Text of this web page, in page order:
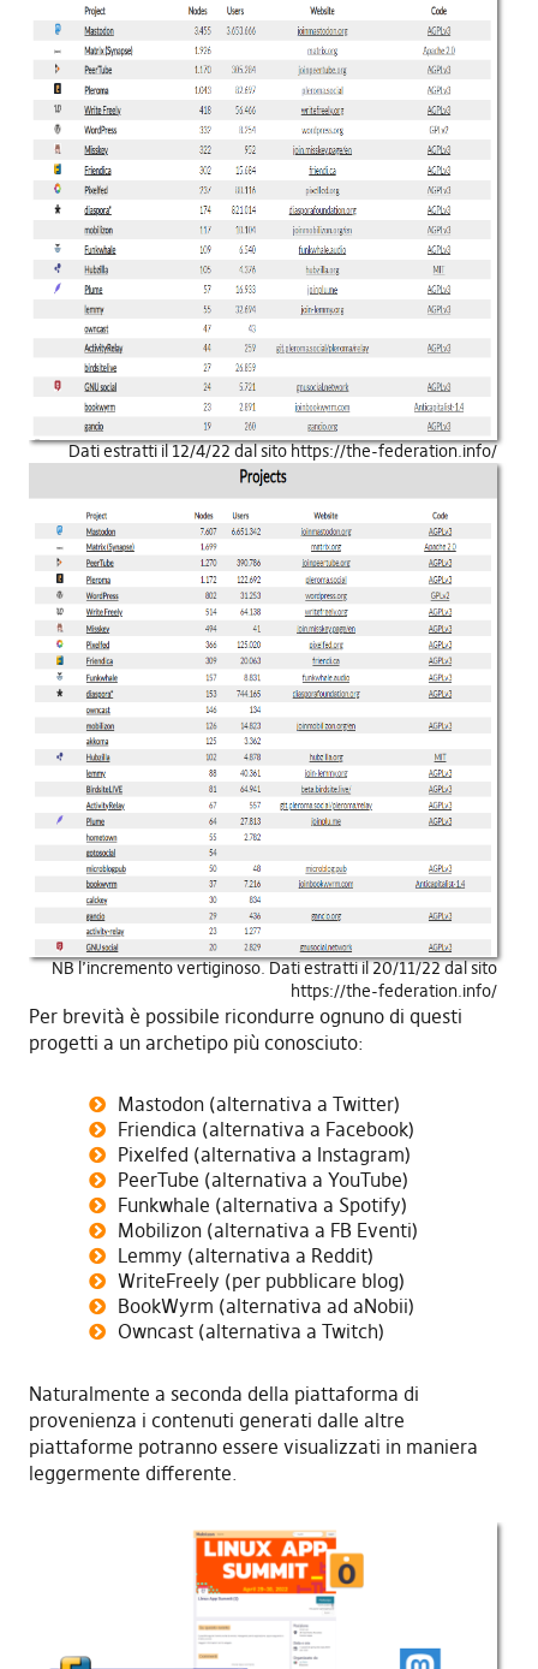
Dati estratti il 12/4/22 dal sito https://the-federation.info/
NB l’incremento vertiginoso. Dati estratti il 20/11/22 dal sito
https://the-federation.info/
Per brevità è possibile ricondurre ognuno di questi
progetti a un archetipo più conosciuto:
Mastodon (alternativa a Twitter)
Friendica (alternativa a Facebook)
Pixelfed (alternativa a Instagram)
PeerTube (alternativa a YouTube)
Funkwhale (alternativa a Spotify)
Mobilizon (alternativa a FB Eventi)
Lemmy (alternativa a Reddit)
WriteFreely (per pubblicare blog)
BookWyrm (alternativa ad aNobii)
Owncast (alternativa a Twitch)
Naturalmente a seconda della piattaforma di
provenienza i contenuti generati dalle altre
piattaforme potranno essere visualizzati in maniera
leggermente differente.